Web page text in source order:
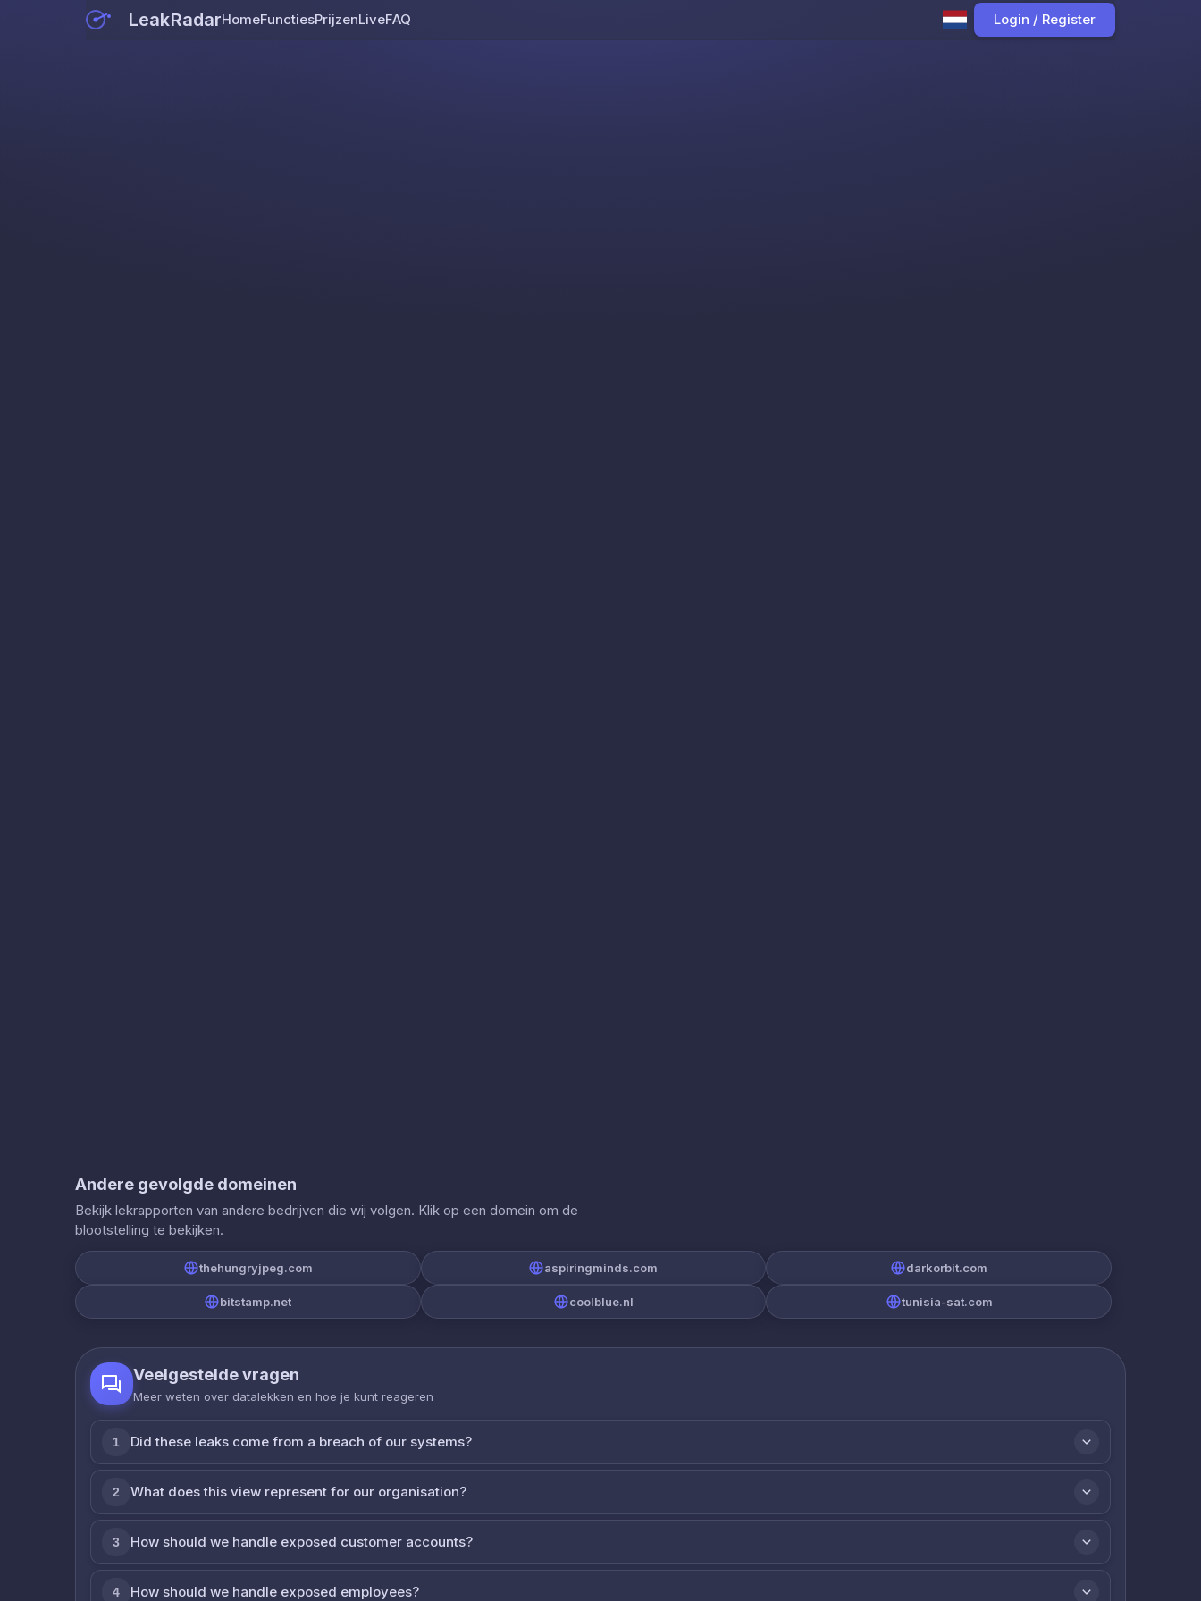
LeakRadarHomeFunctiesPrijzenLiveFAQ Login / Register
Andere gevolgde domeinen
Bekijk lekrapporten van andere bedrijven die wij volgen. Klik op een domein om de
blootstelling te bekijken.
thehungryjpeg.com aspiringminds.com darkorbit.com
bitstamp.net coolblue.nl tunisia-sat.com
Veelgestelde vragen
Meer weten over datalekken en hoe je kunt reageren
1 Did these leaks come from a breach of our systems?
2 What does this view represent for our organisation?
3 How should we handle exposed customer accounts?
4 How should we handle exposed employees?